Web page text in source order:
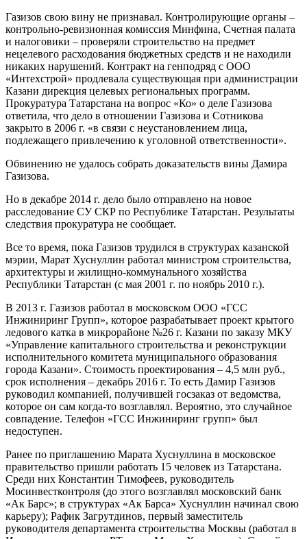
Газизов свою вину не признавал. Контролирующие органы –
контрольно-ревизионная комиссия Минфина, Счетная палата
и налоговики – проверяли строительство на предмет
нецелевого расходования бюджетных средств и не находили
никаких нарушений. Контракт на генподряд с ООО
«Интехстрой» продлевала существующая при администрации
Казани дирекция целевых региональных программ.
Прокуратура Татарстана на вопрос «Ко» о деле Газизова
ответила, что дело в отношении Газизова и Сотникова
закрыто в 2006 г. «в связи с неустановлением лица,
подлежащего привлечению к уголовной ответственности».
Обвинению не удалось собрать доказательств вины Дамира
Газизова.
Но в декабре 2014 г. дело было отправлено на новое
расследование СУ СКР по Республике Татарстан. Результаты
следствия прокуратура не сообщает.
Все то время, пока Газизов трудился в структурах казанской
мэрии, Марат Хуснуллин работал министром строительства,
архитектуры и жилищно-коммунального хозяйства
Республики Татарстан (с мая 2001 г. по ноябрь 2010 г.).
В 2013 г. Газизов работал в московском ООО «ГСС
Инжиниринг Групп», которое разрабатывает проект крытого
ледового катка в микрорайоне №26 г. Казани по заказу МКУ
«Управление капитального строительства и реконструкции
исполнительного комитета муниципального образования
города Казани». Стоимость проектирования – 4,5 млн руб.,
срок исполнения – декабрь 2016 г. То есть Дамир Газизов
руководил компанией, получившей госзаказ от ведомства,
которое он сам когда-то возглавлял. Вероятно, это случайное
совпадение. Телефон «ГСС Инжиниринг групп» был
недоступен.
Ранее по приглашению Марата Хуснуллина в московское
правительство пришли работать 15 человек из Татарстана.
Среди них Константин Тимофеев, руководитель
Мосинвестконтроля (до этого возглавлял московский банк
«Ак Барс»; в структурах «Ак Барса» Хуснуллин начинал свою
карьеру); Рафик Загрутдинов, первый заместитель
руководителя департамента строительства Москвы (работал в